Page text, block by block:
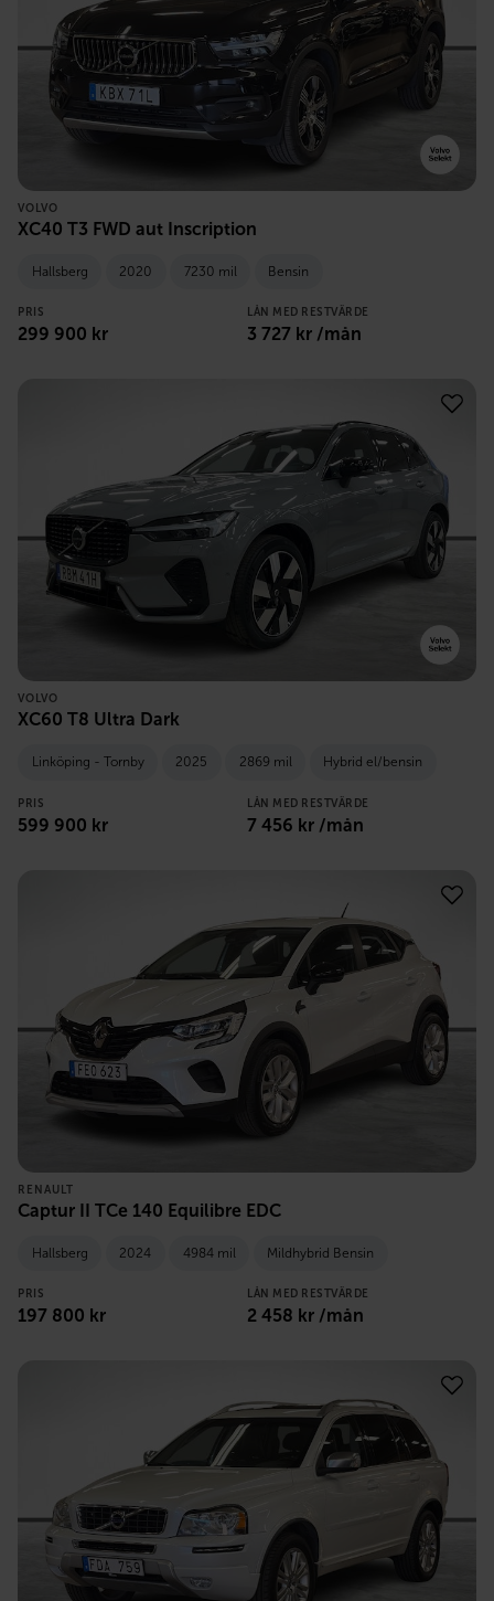
VOLVO
XC40 T3 FWD aut Inscription
Hallsberg 2020 7230 mil Bensin
PRIS
299 900 kr
LÅN MED RESTVÄRDE
3 727 kr /mån
VOLVO
XC60 T8 Ultra Dark
Linköping - Tornby 2025 2869 mil Hybrid el/bensin
PRIS
599 900 kr
LÅN MED RESTVÄRDE
7 456 kr /mån
RENAULT
Captur II TCe 140 Equilibre EDC
Hallsberg 2024 4984 mil Mildhybrid Bensin
PRIS
197 800 kr
LÅN MED RESTVÄRDE
2 458 kr /mån